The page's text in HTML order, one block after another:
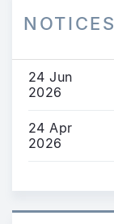
NOTICES
24 Jun
2026
24 Apr
2026